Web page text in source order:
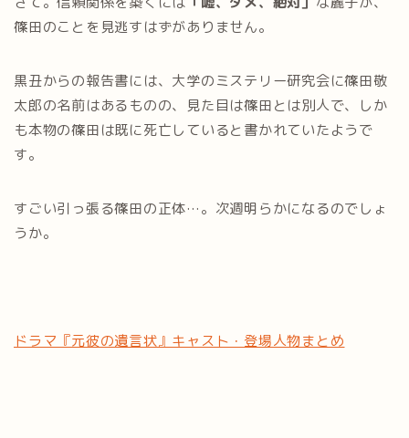
篠田のことを見逃すはずがありません。
黒丑からの報告書には、大学のミステリー研究会に篠田敬
太郎の名前はあるものの、見た目は篠田とは別人で、しか
も本物の篠田は既に死亡していると書かれていたようで
す。
すごい引っ張る篠田の正体…。次週明らかになるのでしょ
うか。
ドラマ『元彼の遺言状』キャスト・登場人物まとめ